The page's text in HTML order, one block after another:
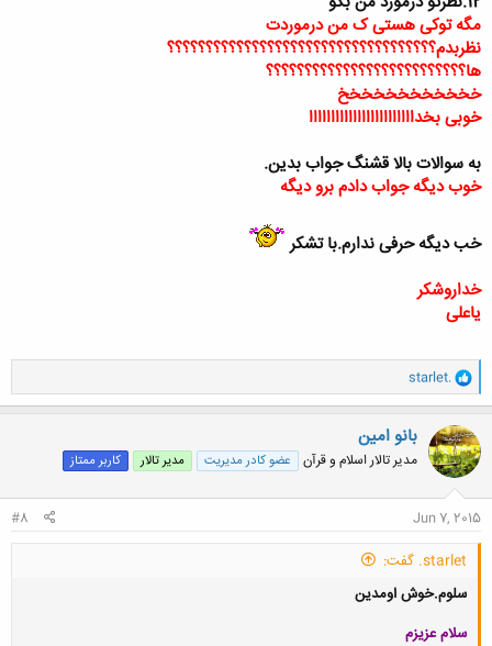
مگه توکی هستی ک من درموردت
نظربدم؟؟؟؟؟؟؟؟؟؟؟؟؟؟؟؟؟؟؟؟؟؟؟؟؟؟؟؟؟؟؟؟؟؟؟
ها؟؟؟؟؟؟؟؟؟؟؟؟؟؟؟؟؟؟؟؟؟؟؟؟؟؟
خخخخخخخخخخخخ
خوبی بخداااااااااااااااااااااااا
به سوالات بالا قشنگ جواب بدین.
خوب دیگه جواب دادم برو دیگه
خب دیگه حرفی ندارم.با تشکر
خداروشکر
یاعلی
و
ا
ک
ن
ش
ه
ا
starlet.
بانو امین
مدیر تالار اسلام و قرآن عضو کادر مدیریت مدیر تالار کاربر ممتاز
Jun 7, 2015
#8
starlet. گفت:
سلوم.خوش اومدین
سلام عزیزم